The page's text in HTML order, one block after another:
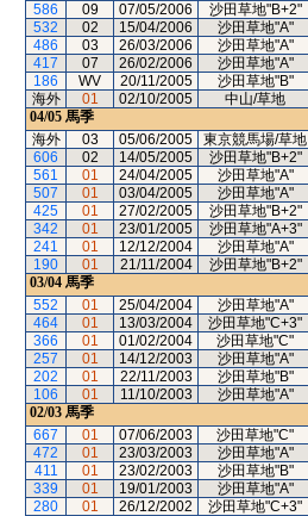
586
09 07/05/2006 沙田草地"B+2"
532
02 15/04/2006 沙田草地"A"
486
03 26/03/2006 沙田草地"A"
417
07 26/02/2006 沙田草地"A"
186
WV 20/11/2005 沙田草地"B"
海外
01 02/10/2005 中山/草地
04/05 馬季
海外
03 05/06/2005 東京競馬場/草地
606
02 14/05/2005 沙田草地"B+2"
561
01 24/04/2005 沙田草地"A"
507
01 03/04/2005 沙田草地"A"
425
01 27/02/2005 沙田草地"B+2"
342
01 23/01/2005 沙田草地"A+3"
241
01 12/12/2004 沙田草地"A"
190
01 21/11/2004 沙田草地"B+2"
03/04 馬季
552
01 25/04/2004 沙田草地"A"
464
01 13/03/2004 沙田草地"C+3"
366
01 01/02/2004 沙田草地"C"
257
01 14/12/2003 沙田草地"A"
202
01 22/11/2003 沙田草地"B"
106
01 11/10/2003 沙田草地"A"
02/03 馬季
667
01 07/06/2003 沙田草地"C"
472
01 23/03/2003 沙田草地"A"
411
01 23/02/2003 沙田草地"B"
339
01 19/01/2003 沙田草地"A"
280
01 26/12/2002 沙田草地"C+3"